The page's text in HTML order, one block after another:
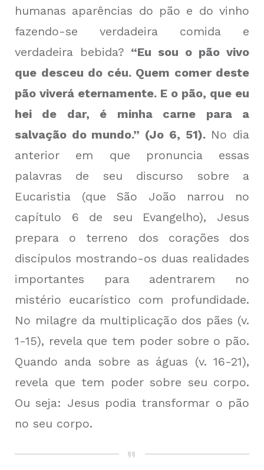
humanas aparências do pão e do vinho
fazendo-se verdadeira comida e
verdadeira bebida? “Eu sou o pão vivo
que desceu do céu. Quem comer deste
pão viverá eternamente. E o pão, que eu
hei de dar, é minha carne para a
salvação do mundo.” (Jo 6, 51).No dia
anterior em que pronuncia essas
palavras de seu discurso sobre a
Eucaristia (que São João narrou no
capítulo 6 de seu Evangelho), Jesus
prepara o terreno dos corações dos
discípulos mostrando-os duas realidades
importantes para adentrarem no
mistério eucarístico com profundidade.
No milagre da multiplicação dos pães (v.
1-15), revela que tem poder sobre o pão.
Quando anda sobre as águas (v. 16-21),
revela que tem poder sobre seu corpo.
Ou seja: Jesus podia transformar o pão
no seu corpo.